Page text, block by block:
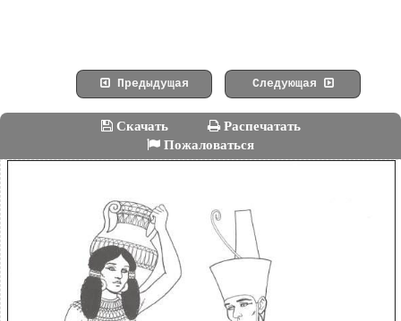
Предыдущая Следующая
Скачать
Распечатать
Пожаловаться